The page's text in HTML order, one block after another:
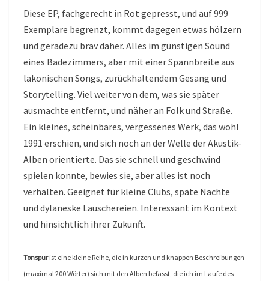
Diese EP, fachgerecht in Rot gepresst, und auf 999
Exemplare begrenzt, kommt dagegen etwas hölzern
und geradezu brav daher. Alles im günstigen Sound
eines Badezimmers, aber mit einer Spannbreite aus
lakonischen Songs, zurückhaltendem Gesang und
Storytelling. Viel weiter von dem, was sie später
ausmachte entfernt, und näher an Folk und Straße.
Ein kleines, scheinbares, vergessenes Werk, das wohl
1991 erschien, und sich noch an der Welle der Akustik-
Alben orientierte. Das sie schnell und geschwind
spielen konnte, bewies sie, aber alles ist noch
verhalten. Geeignet für kleine Clubs, späte Nächte
und dylaneske Lauschereien. Interessant im Kontext
und hinsichtlich ihrer Zukunft.
Tonspurist eine kleine Reihe, die in kurzen und knappen Beschreibungen
(maximal 200 Wörter) sich mit den Alben befasst, die ich im Laufe des